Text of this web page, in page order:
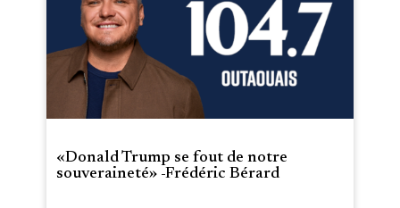
«Donald Trump se fout de notre
souveraineté» -Frédéric Bérard